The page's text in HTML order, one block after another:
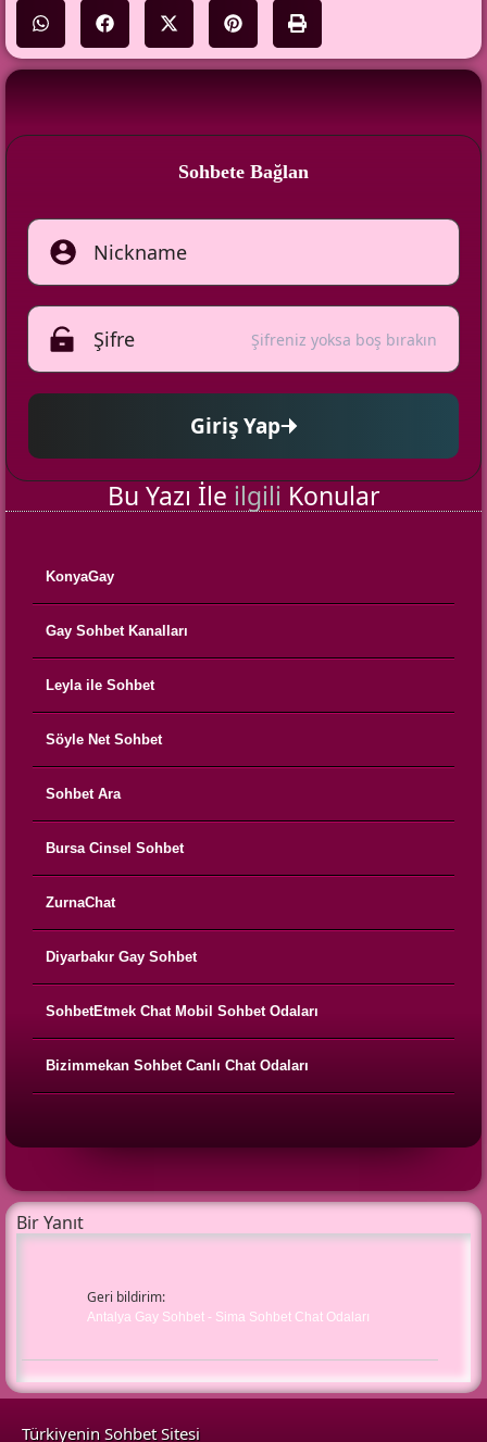
Sohbete Bağlan
Şifreniz yoksa boş bırakın
Giriş Yap
Bu Yazı İle ilgili Konular
KonyaGay
Gay Sohbet Kanalları
Leyla ile Sohbet
Söyle Net Sohbet
Sohbet Ara
Bursa Cinsel Sohbet
ZurnaChat
Diyarbakır Gay Sohbet
SohbetEtmek Chat Mobil Sohbet Odaları
Bizimmekan Sohbet Canlı Chat Odaları
Bir Yanıt
Geri bildirim:
Antalya Gay Sohbet - Sima Sohbet Chat Odaları
Türkiyenin Sohbet Sitesi